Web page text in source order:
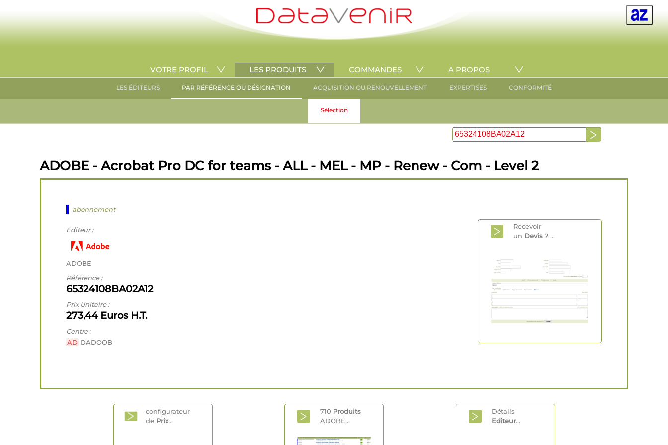
VOTRE PROFIL LES PRODUITS COMMANDES A PROPOS
LES ÉDITEURS PAR RÉFÉRENCE OU DÉSIGNATION ACQUISITION OU RENOUVELLEMENT EXPERTISES CONFORMITÉ
Sélection
ADOBE - Acrobat Pro DC for teams - ALL - MEL - MP - Renew - Com - Level 2
abonnement
Editeur :
ADOBE
Référence :
65324108BA02A12
Prix Unitaire :
273,44 Euros H.T.
Centre :
AD DADOOB
Recevoir
un Devis ? ...
configurateur
de Prix...
710 Produits
ADOBE...
Détails
Editeur...